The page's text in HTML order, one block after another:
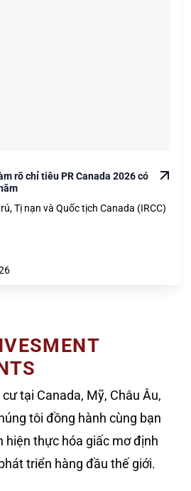
rõ chỉ tiêu PR Canada 2026 có
Tị nạn và Quốc tịch Canada (IRCC)
tại Canada, Mỹ, Châu Âu,
tôi đồng hành cùng bạn
hiện thực hóa giấc mơ định
triển hàng đầu thế giới.